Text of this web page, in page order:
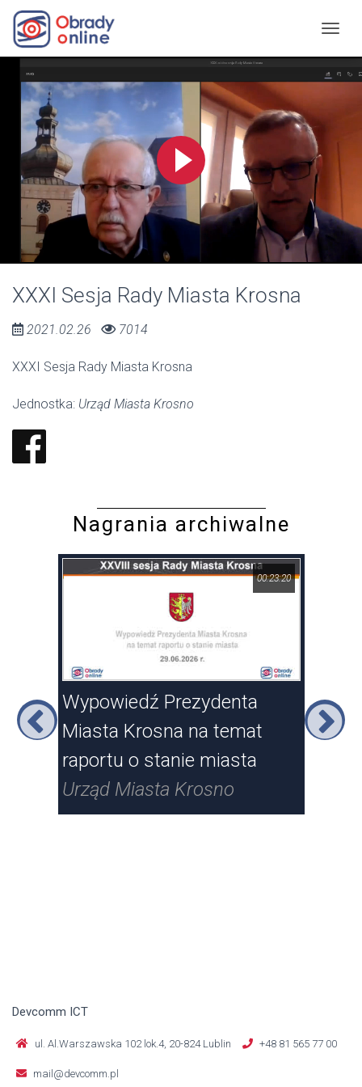
XXXI Sesja Rady Miasta Krosna
2021.02.26 7014
XXXI Sesja Rady Miasta Krosna
Jednostka: Urząd Miasta Krosno
Nagrania archiwalne
00:23:20
Wypowiedź Prezydenta
Miasta Krosna na temat
raportu o stanie miasta
Urząd Miasta Krosno
Devcomm ICT
ul. Al.Warszawska 102 lok.4, 20-824 Lublin +48 81 565 77 00
mail@devcomm.pl